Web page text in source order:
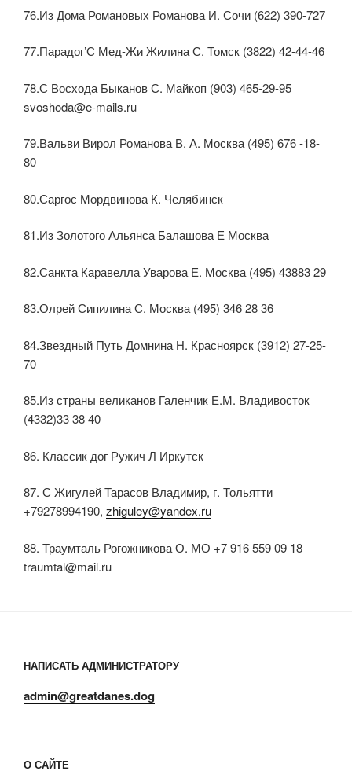
76.Из Дома Романовых Романова И. Сочи (622) 390-727
77.Парадог’С Мед-Жи Жилина С. Томск (3822) 42-44-46
78.С Восхода Быканов С. Майкоп (903) 465-29-95
svoshoda@e-mails.ru
79.Вальви Вирол Романова В. А. Москва (495) 676 -18-
80
80.Саргос Мордвинова К. Челябинск
81.Из Золотого Альянса Балашова Е Москва
82.Санкта Каравелла Уварова Е. Москва (495) 43883 29
83.Олрей Сипилина С. Москва (495) 346 28 36
84.Звездный Путь Домнина Н. Красноярск (3912) 27-25-
70
85.Из страны великанов Галенчик Е.М. Владивосток
(4332)33 38 40
86. Классик дог Ружич Л Иркутск
87. С Жигулей Тарасов Владимир, г. Тольятти
+79278994190, zhiguley@yandex.ru
88. Траумталь Рогожникова О. МО +7 916 559 09 18
traumtal@mail.ru
НАПИСАТЬ АДМИНИСТРАТОРУ
admin@greatdanes.dog
О САЙТЕ